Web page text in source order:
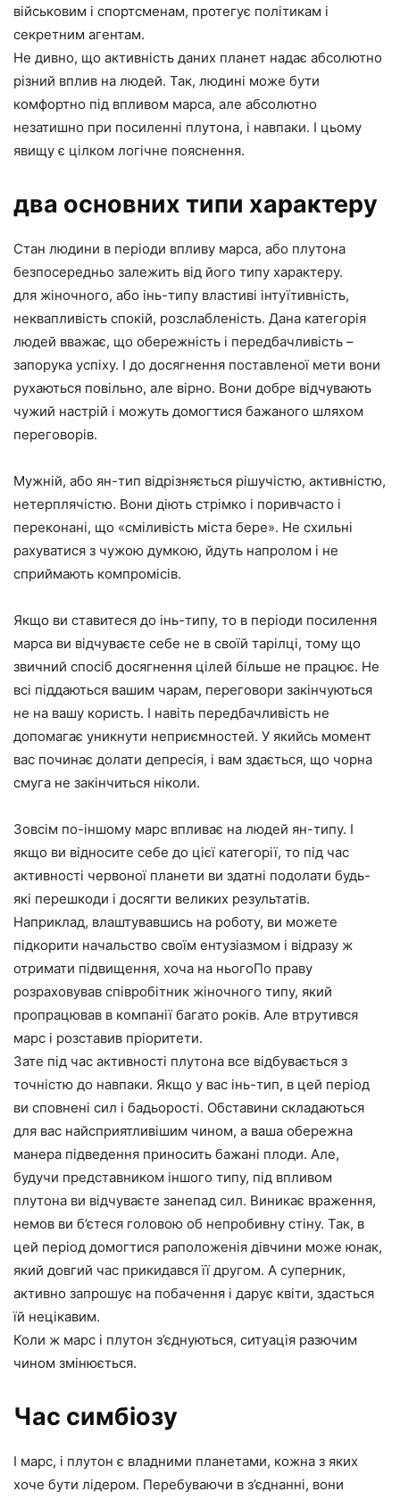
військовим і спортсменам, протегує політикам і
секретним агентам.
Не дивно, що активність даних планет надає абсолютно
різний вплив на людей. Так, людині може бути
комфортно під впливом марса, але абсолютно
незатишно при посиленні плутона, і навпаки. І цьому
явищу є цілком логічне пояснення.
два основних типи характеру
Стан людини в періоди впливу марса, або плутона
безпосередньо залежить від його типу характеру.
для жіночного, або інь-типу властиві інтуїтивність,
неквапливість спокій, розслабленість. Дана категорія
людей вважає, що обережність і передбачливість –
запорука успіху. І до досягнення поставленої мети вони
рухаються повільно, але вірно. Вони добре відчувають
чужий настрій і можуть домогтися бажаного шляхом
переговорів.
Мужній, або ян-тип відрізняється рішучістю, активністю,
нетерплячістю. Вони діють стрімко і поривчасто і
переконані, що «сміливість міста бере». Не схильні
рахуватися з чужою думкою, йдуть напролом і не
сприймають компромісів.
Якщо ви ставитеся до інь-типу, то в періоди посилення
марса ви відчуваєте себе не в своїй тарілці, тому що
звичний спосіб досягнення цілей більше не працює. Не
всі піддаються вашим чарам, переговори закінчуються
не на вашу користь. І навіть передбачливість не
допомагає уникнути неприємностей. У якийсь момент
вас починає долати депресія, і вам здається, що чорна
смуга не закінчиться ніколи.
Зовсім по-іншому марс впливає на людей ян-типу. І
якщо ви відносите себе до цієї категорії, то під час
активності червоної планети ви здатні подолати будь-
які перешкоди і досягти великих результатів.
Наприклад, влаштувавшись на роботу, ви можете
підкорити начальство своїм ентузіазмом і відразу ж
отримати підвищення, хоча на ньогоПо праву
розраховував співробітник жіночного типу, який
пропрацював в компанії багато років. Але втрутився
марс і розставив пріоритети.
Зате під час активності плутона все відбувається з
точністю до навпаки. Якщо у вас інь-тип, в цей період
ви сповнені сил і бадьорості. Обставини складаються
для вас найсприятливішим чином, а ваша обережна
манера підведення приносить бажані плоди. Але,
будучи представником іншого типу, під впливом
плутона ви відчуваєте занепад сил. Виникає враження,
немов ви б’єтеся головою об непробивну стіну. Так, в
цей період домогтися раположенія дівчини може юнак,
який довгий час прикидався її другом. А суперник,
активно запрошує на побачення і дарує квіти, здасться
їй нецікавим.
Коли ж марс і плутон з’єднуються, ситуація разючим
чином змінюється.
Час симбіозу
І марс, і плутон є владними планетами, кожна з яких
хоче бути лідером. Перебуваючи в з’єднанні, вони